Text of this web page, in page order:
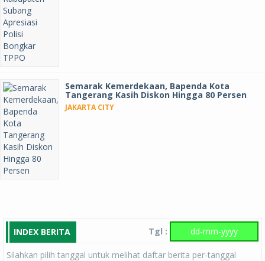
Semarak Kemerdekaan, Bapenda Kota
Tangerang Kasih Diskon Hingga 80 Persen
JAKARTA CITY
INDEX BERITA Tgl :
Silahkan pilih tanggal untuk melihat daftar berita per-tanggal